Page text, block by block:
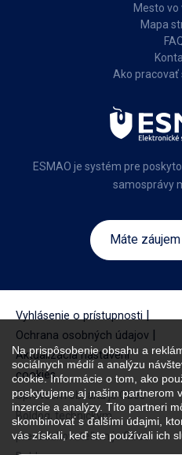
Na prispôsobenie obsahu a
sociálnych médií a analýzu
cookie. Informácie o tom, ako
poskytujeme aj našim partnerom
inzercie a analýzy. Títo partneri
skombinovať s ďalšími údajmi,
vás získali, keď ste používali ich
Mesto vo
Mapa
Ako pracovať
ESMAO je systém pre
samosprávy
Máte
Vyhlásenie o prístupnosti |
Ochrana osobných údajov |
Aktualizácia nastavení
cookies
Správcom obsahu je Obec
Boldog, technickým
prevádzkovateľom je Obec